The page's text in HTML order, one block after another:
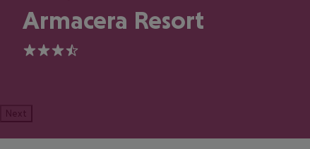
Armacera Resort
3.5
Next